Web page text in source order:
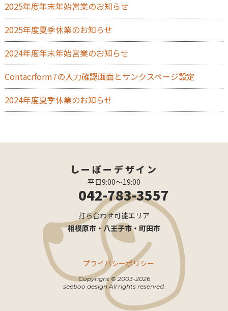
2025年度年末年始営業のお知らせ
2025年度夏季休業のお知らせ
2024年度年末年始営業のお知らせ
Contacrform7の入力確認画面とサンクスページ設定
2024年度夏季休業のお知らせ
しーぼーデザイン
平日9:00〜19:00
042-783-3557
打ち合わせ可能エリア
相模原市・八王子市・町田市
プライバシーポリシー
Copyright © 2003-2026
seeboo design All rights reserved.